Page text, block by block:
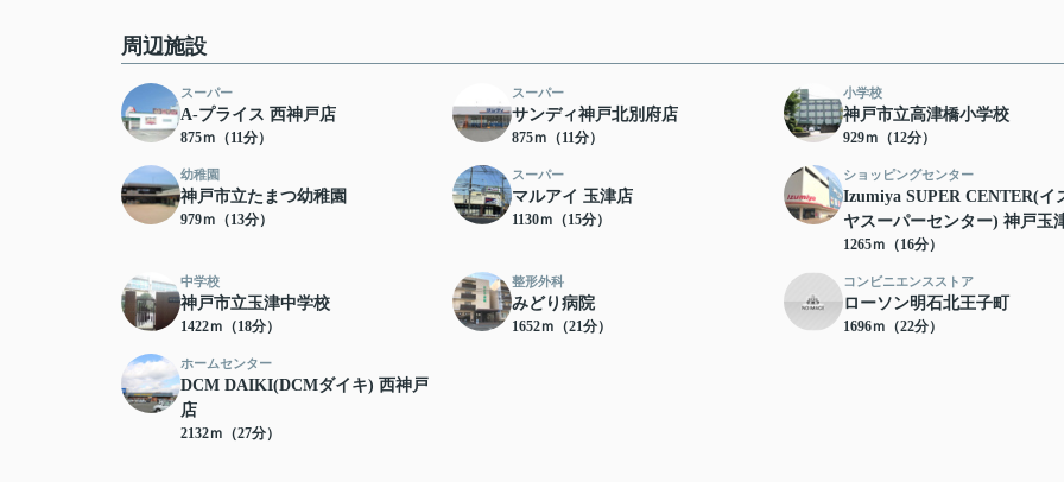
周辺施設
スーパー
A-プライス 西神戸店
875ｍ（11分）
スーパー
サンディ神戸北別府店
875ｍ（11分）
小学校
神戸市立高津橋小学校
929ｍ（12分）
幼稚園
神戸市立たまつ幼稚園
979ｍ（13分）
スーパー
マルアイ 玉津店
1130ｍ（15分）
ショッピングセンター
Izumiya SUPER CENTER(イ
ヤスーパーセンター) 神戸玉
1265ｍ（16分）
中学校
神戸市立玉津中学校
1422ｍ（18分）
整形外科
みどり病院
1652ｍ（21分）
コンビニエンスストア
ローソン明石北王子町
1696ｍ（22分）
ホームセンター
DCM DAIKI(DCMダイキ) 西神戸
店
2132ｍ（27分）